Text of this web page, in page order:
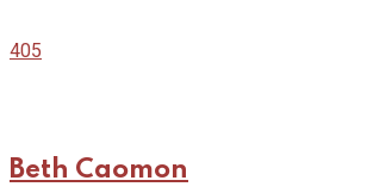
405
Beth Caomon